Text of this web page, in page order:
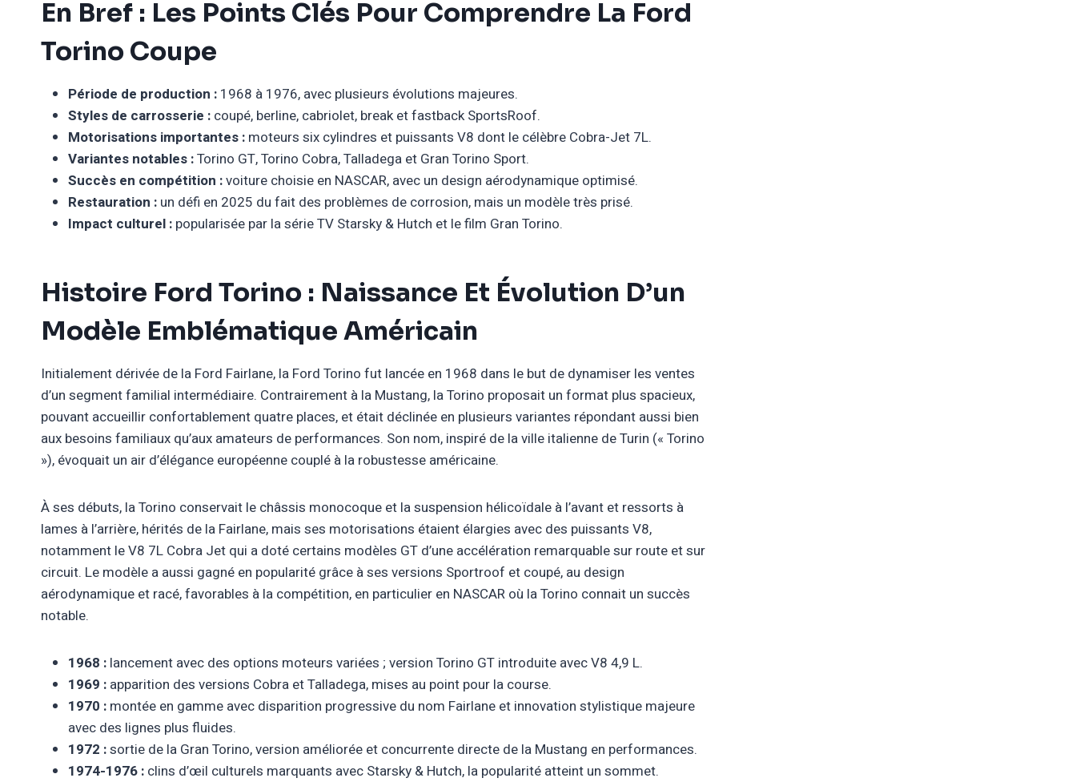
En Bref : Les Points Clés Pour Comprendre La Ford
Torino Coupe
Période de production : 1968 à 1976, avec plusieurs évolutions majeures.
Styles de carrosserie : coupé, berline, cabriolet, break et fastback SportsRoof.
Motorisations importantes : moteurs six cylindres et puissants V8 dont le célèbre Cobra-Jet 7L.
Variantes notables :Torino GT, Torino Cobra, Talladega et Gran Torino Sport.
Succès en compétition :voiture choisie en NASCAR, avec un design aérodynamique optimisé.
Restauration : un défi en 2025 du fait des problèmes de corrosion, mais un modèle très prisé.
Impact culturel : popularisée par la série TV Starsky & Hutch et le film Gran Torino.
Histoire Ford Torino : Naissance Et Évolution D’un
Modèle Emblématique Américain
Initialement dérivée de la Ford Fairlane, la Ford Torino fut lancée en 1968 dans le but de dynamiser les ventes
d’un segment familial intermédiaire. Contrairement à la Mustang, la Torino proposait un format plus spacieux,
pouvant accueillir confortablement quatre places, et était déclinée en plusieurs variantes répondant aussi bien
aux besoins familiaux qu’aux amateurs de performances. Son nom, inspiré de la ville italienne de Turin (« Torino
»), évoquait un air d’élégance européenne couplé à la robustesse américaine.
À ses débuts, la Torino conservait le châssis monocoque et la suspension hélicoïdale à l’avant et ressorts à
lames à l’arrière, hérités de la Fairlane, mais ses motorisations étaient élargies avec des puissants V8,
notamment le V8 7L Cobra Jet qui a doté certains modèles GT d’une accélération remarquable sur route et sur
circuit. Le modèle a aussi gagné en popularité grâce à ses versions Sportroof et coupé, au design
aérodynamique et racé, favorables à la compétition, en particulier en NASCAR où la Torino connait un succès
notable.
1968 : lancement avec des options moteurs variées ; version Torino GT introduite avec V8 4,9 L.
1969 : apparition des versions Cobra et Talladega, mises au point pour la course.
1970 : montée en gamme avec disparition progressive du nom Fairlane et innovation stylistique majeure
avec des lignes plus fluides.
1972 :sortie de la Gran Torino, version améliorée et concurrente directe de la Mustang en performances.
1974-1976 : clins d’œil culturels marquants avec Starsky & Hutch, la popularité atteint un sommet.